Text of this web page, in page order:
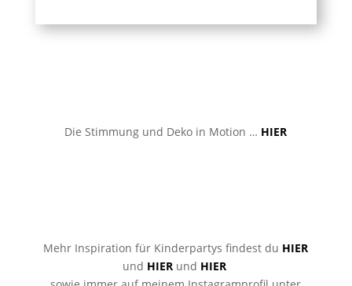
Die Stimmung und Deko in Motion … HIER
Mehr Inspiration für Kinderpartys findest du HIER
und HIER und HIER